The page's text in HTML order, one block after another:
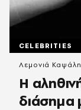
CELEBRITIES
Η
διάσημα
Λεμονιά Καψάλη